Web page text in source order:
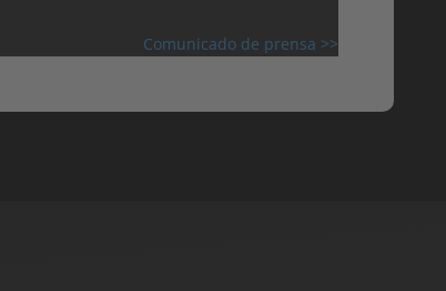
Comunicado de prensa >>